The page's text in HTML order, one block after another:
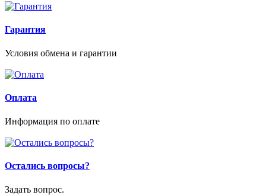
Гарантия
Условия обмена и гарантии
Оплата
Информация по оплате
Остались вопросы?
Задать вопрос.